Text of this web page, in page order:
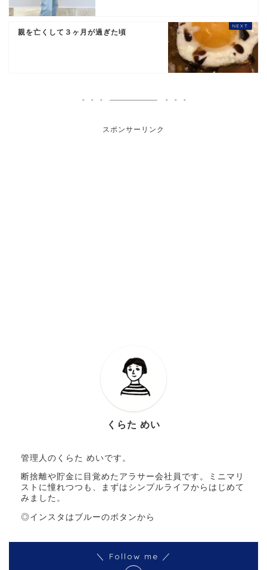
親を亡くして３ヶ月が過ぎた頃
スポンサーリンク
くらた めい
管理人のくらた めいです。
断捨離や貯金に目覚めたアラサー会社員です。ミニマリ
ストに憧れつつも、まずはシンプルライフからはじめて
みました。
◎インスタはブルーのボタンから
＼ Follow me ／